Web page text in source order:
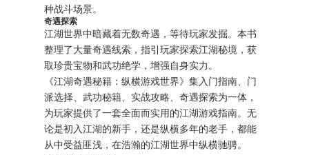
种战斗场景。
奇遇探索
江湖世界中暗藏着无数奇遇，等待玩家发掘。本书
整理了大量奇遇线索，指引玩家探索江湖秘境，获
取珍贵宝物和武功绝学，增强自身实力。
《江湖奇遇秘籍：纵横游戏世界》集入门指南、门
派选择、武功秘籍、实战攻略、奇遇探索为一体，
为玩家提供了一套全面而实用的江湖游戏指南。无
论是初入江湖的新手，还是纵横多年的老手，都能
从中受益匪浅，在浩瀚的江湖世界中纵横驰骋。